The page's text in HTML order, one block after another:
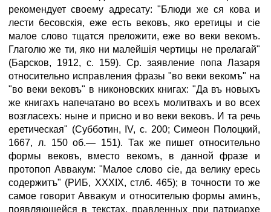
рекомендует своему адресату: "Блюди же ся кова и
лести бесовскія, еже есть вековъ, яко еретицы и сіе
малое слово тщатся преложити, еже во веки векомъ.
Глаголю же ти, яко ни малейшія чертицы не прелагай"
(Барсков, 1912, с. 159). Ср. заявление попа Лазаря
относительно исправления фразы "во веки векомъ" на
"во веки вековъ" в никоновских книгах: "Да въ новыхъ
же книгахъ напечатано во всехъ молитвахъ и во всех
возгласехъ: ныне и присно и во веки вековъ. И та речь
еретическая" (Субботин, IV, с. 200; Симеон Полоцкий,
1667, л. 150 об.— 151). Так же пишет относительно
формы вековъ, вместо векомъ, в данной фразе и
протопоп Аввакум: "Малое слово сіе, да велику ересь
содержитъ" (РИБ, XXXIX, стлб. 465); в точности то же
самое говорит Аввакум и относителыю формы аминъ,
появляющейся в текстах, правленных при патриархе